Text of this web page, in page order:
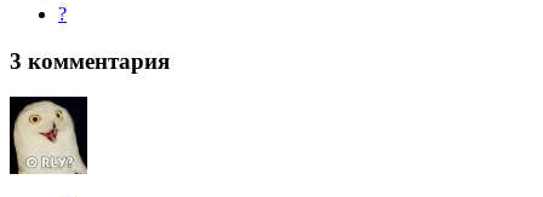
?
3 комментария